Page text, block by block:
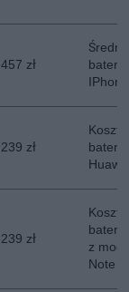
457 zł
Średni
baterii
239 zł
Koszt
baterii
239 zł
Koszt
baterii
z
Note